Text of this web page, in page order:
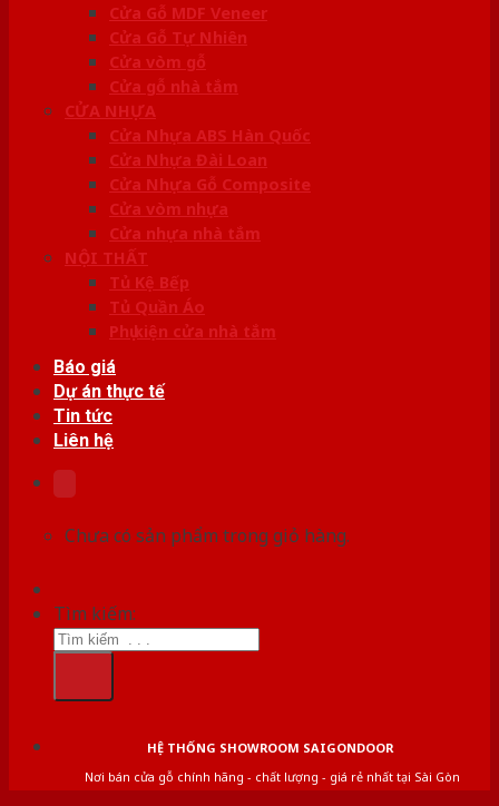
Cửa Gỗ MDF Veneer
Cửa Gỗ Tự Nhiên
Cửa vòm gỗ
Cửa gỗ nhà tắm
CỬA NHỰA
Cửa Nhựa ABS Hàn Quốc
Cửa Nhựa Đài Loan
Cửa Nhựa Gỗ Composite
Cửa vòm nhựa
Cửa nhựa nhà tắm
NỘI THẤT
Tủ Kệ Bếp
Tủ Quần Áo
Phụ kiện cửa nhà tắm
Báo giá
Dự án thực tế
Tin tức
Liên hệ
Chưa có sản phẩm trong giỏ hàng.
Tìm kiếm:
HỆ THỐNG SHOWROOM SAIGONDOOR
Nơi bán cửa gỗ chính hãng - chất lượng - giá rẻ nhất tại Sài Gòn